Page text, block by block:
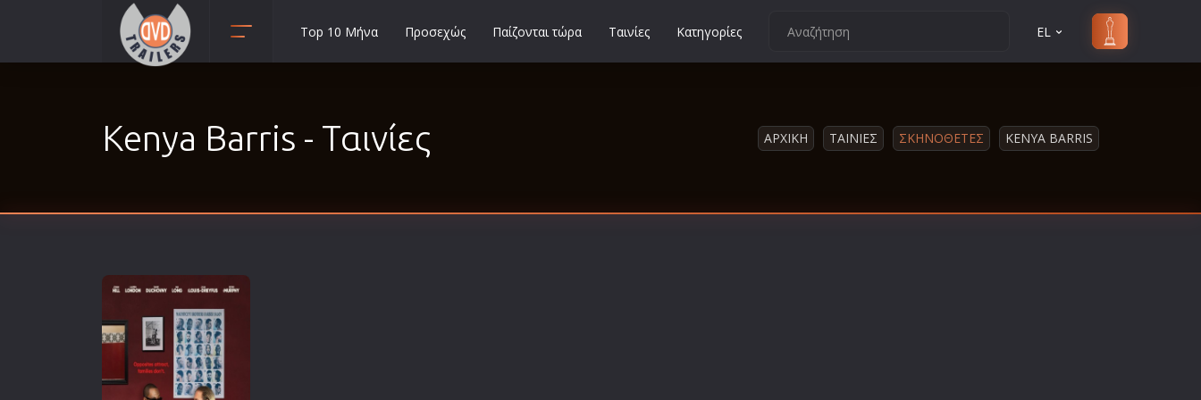
Αισθηματικές
Top 10 Μήνα Προσεχώς Παίζονται τώρα Ταινίες Κατηγορίες EL
Kenya Barris - Ταινίες ΑΡΧΙΚΗ ΤΑΙΝΙΕΣ ΣΚΗΝΟΘΕΤΕΣ KENYA BARRIS